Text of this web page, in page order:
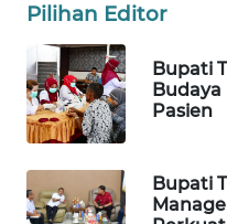
Pilihan Editor
Bupati
Pasien
Bupati
KONSUMEN
LISTRIK
MASYARAKAT
KELISTRIKAN
WALINKI
ID